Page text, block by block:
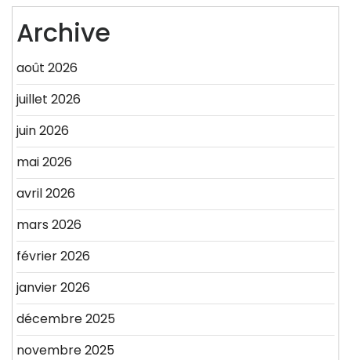
Archive
août 2026
juillet 2026
juin 2026
mai 2026
avril 2026
mars 2026
février 2026
janvier 2026
décembre 2025
novembre 2025